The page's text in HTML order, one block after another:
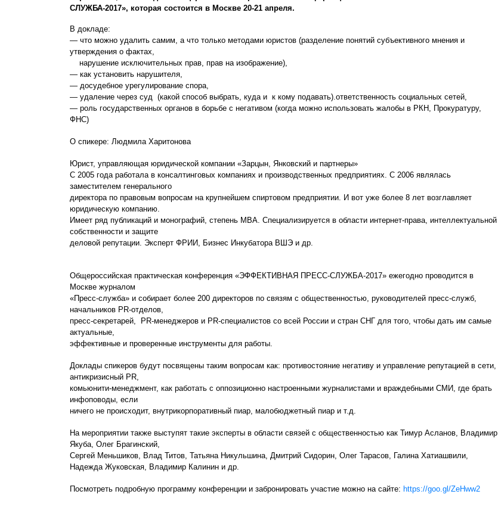
СЛУЖБА-2017», которая состоится в Москве 20-21 апреля.
В докладе:
— что можно удалить самим, а что только методами юристов (разделение понятий субъективного мнения и
утверждения о фактах,
нарушение исключительных прав, прав на изображение),
— как установить нарушителя,
— досудебное урегулирование спора,
— удаление через суд (какой способ выбрать, куда и к кому подавать).ответственность социальных сетей,
— роль государственных органов в борьбе с негативом (когда можно использовать жалобы в РКН, Прокуратуру,
ФНС)
О спикере: Людмила Харитонова
Юрист, управляющая юридической компании «Зарцын, Янковский и партнеры»
С 2005 года работала в консалтинговых компаниях и производственных предприятиях. С 2006 являлась
заместителем генерального
директора по правовым вопросам на крупнейшем спиртовом предприятии. И вот уже более 8 лет возглавляет
юридическую компанию.
Имеет ряд публикаций и монографий, степень MBA. Специализируется в области интернет-права, интеллектуальной
собственности и защите
деловой репутации. Эксперт ФРИИ, Бизнес Инкубатора ВШЭ и др.
Общероссийская практическая конференция «ЭФФЕКТИВНАЯ ПРЕСС-СЛУЖБА-2017» ежегодно проводится в
Москве журналом
«Пресс-служба» и собирает более 200 директоров по связям с общественностью, руководителей пресс-служб,
начальников PR-отделов,
пресс-секретарей, PR-менеджеров и PR-специалистов со всей России и стран СНГ для того, чтобы дать им самые
актуальные,
эффективные и проверенные инструменты для работы.
Доклады спикеров будут посвящены таким вопросам как: противостояние негативу и управление репутацией в сети,
антикризисный PR,
комьюнити-менеджмент, как работать с оппозиционно настроенными журналистами и враждебными СМИ, где брать
инфоповоды, если
ничего не происходит, внутрикорпоративный пиар, малобюджетный пиар и т.д.
На мероприятии также выступят такие эксперты в области связей с общественностью как Тимур Асланов, Владимир
Якуба, Олег Брагинский,
Сергей Меньшиков, Влад Титов, Татьяна Никульшина, Дмитрий Сидорин, Олег Тарасов, Галина Хатиашвили,
Надежда Жуковская, Владимир Калинин и др.
Посмотреть подробную программу конференции и забронировать участие можно на сайте: https://goo.gl/ZeHww2